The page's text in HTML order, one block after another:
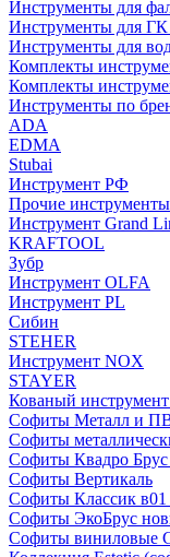
Инструменты для
Инструменты для
Инструменты для
Комплекты
Комплекты
Инструменты по
ADA
EDMA
Stubai
Инструмент РФ
Прочие инструменты
Инструмент Grand
KRAFTOOL
Зубр
Инструмент OLFA
Инструмент PL
Сибин
STEHER
Инструмент NOX
STAYER
Кованый
Софиты Металл и
Софиты
Софиты Квадро Брус
Софиты Вертикаль
Софиты Классик
Софиты ЭкоБрус
Софиты виниловые